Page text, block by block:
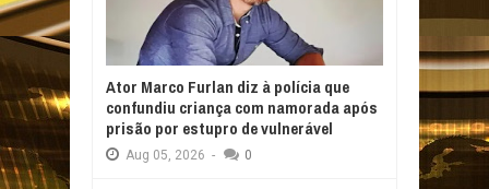
Ator Marco Furlan diz à polícia que
confundiu criança com namorada após
prisão por estupro de vulnerável
Aug 05, 2026 - 0